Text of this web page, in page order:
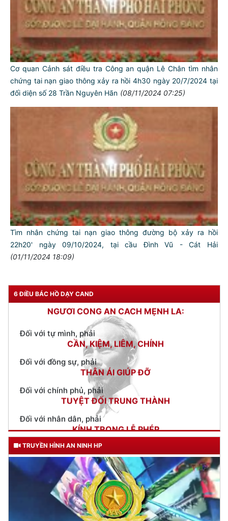
Cơ quan Cảnh sát điều tra Công an quận Lê Chân tìm nhân
chứng tai nạn giao thông xảy ra hồi 4h30 ngày 20/7/2024 tại
đối diện số 28 Trần Nguyên Hãn (08/11/2024 07:25)
Tìm nhân chứng tai nạn giao thông đường bộ xảy ra hồi
22h20' ngày 09/10/2024, tại cầu Đình Vũ - Cát Hải
(01/11/2024 18:09)
6 ĐIỀU BÁC HỒ DẠY CAND
Đối với tự mình, phải
CẦN, KIỆM, LIÊM, CHÍNH
Đối với đồng sự, phải
THÂN ÁI GIÚP ĐỠ
Đối với chính phủ, phải
TUYỆT ĐỐI TRUNG THÀNH
Đối với nhân dân, phải
KÍNH TRỌNG LỄ PHÉP
Đối với công việc, phải
TẬN TỤY
Đối với địch, phải
CƯƠNG QUYẾT, KHÔN KHÉO
Trích thư Chủ tịch Hồ Chí Minh
gửi Công an Khu XII,
ngày 11 tháng 3 năm 1948.
TRUYỀN HÌNH AN NINH HP